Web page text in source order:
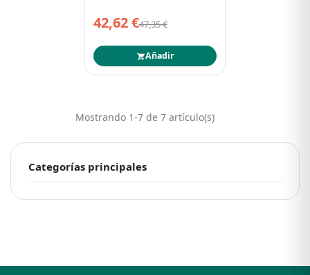
Categorías principales
42,62 €47,35 €
Añadir
Mostrando 1-7 de 7 artículo(s)